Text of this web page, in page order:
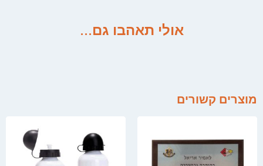
אולי תאהבו גם...
מוצרים קשורים